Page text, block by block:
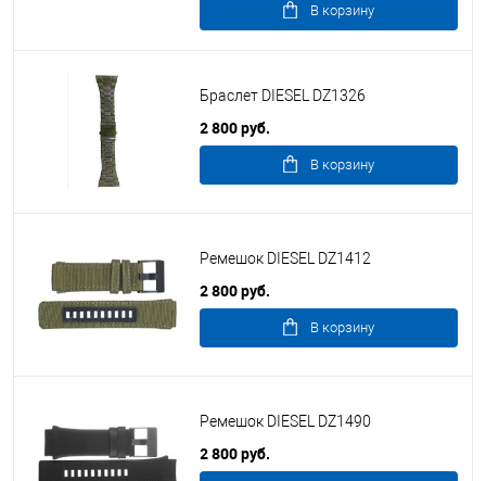
В корзину
Браслет DIESEL DZ1326
2 800 руб.
В корзину
Ремешок DIESEL DZ1412
2 800 руб.
В корзину
Ремешок DIESEL DZ1490
2 800 руб.